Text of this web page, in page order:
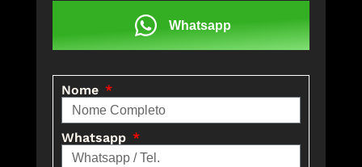
Whatsapp
Nome
Whatsapp